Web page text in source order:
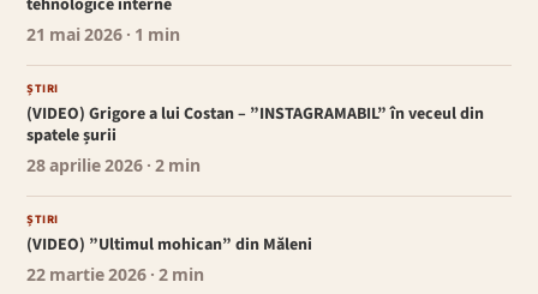
tehnologice interne
21 mai 2026 · 1 min
ȘTIRI
(VIDEO) Grigore a lui Costan – ”INSTAGRAMABIL” în veceul din
spatele șurii
28 aprilie 2026 · 2 min
ȘTIRI
(VIDEO) ”Ultimul mohican” din Măleni
22 martie 2026 · 2 min